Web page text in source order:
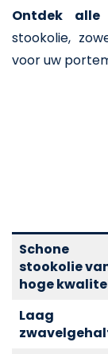
Ontdek alle
stookolie,
voor uw
Schone
stookolie
hoge
Laag